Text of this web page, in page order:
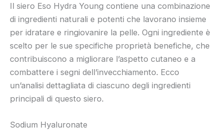
Il siero Eso Hydra Young contiene una combinazione
di ingredienti naturali e potenti che lavorano insieme
per idratare e ringiovanire la pelle. Ogni ingrediente è
scelto per le sue specifiche proprietà benefiche, che
contribuiscono a migliorare l’aspetto cutaneo e a
combattere i segni dell’invecchiamento. Ecco
un’analisi dettagliata di ciascuno degli ingredienti
principali di questo siero.
Sodium Hyaluronate